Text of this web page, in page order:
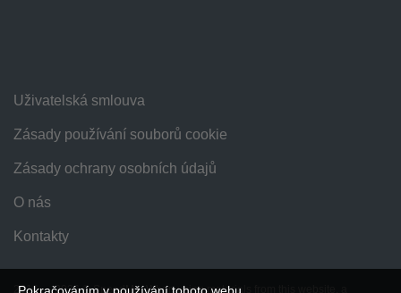
Uživatelská smlouva
Zásady používání souborů cookie
Zásady ochrany osobních údajů
O nás
Kontakty
2016 — 2026 © SpeedMe. When using materials from this website, a